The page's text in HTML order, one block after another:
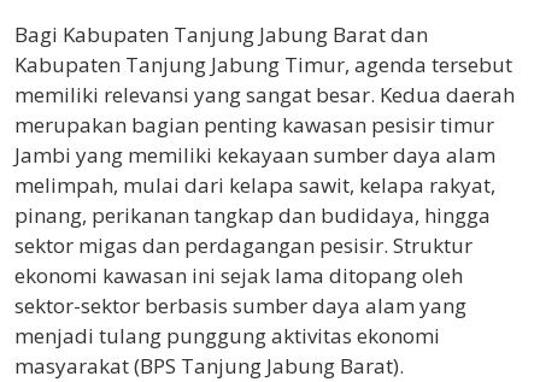
Bagi Kabupaten Tanjung Jabung Barat dan
Kabupaten Tanjung Jabung Timur, agenda tersebut
memiliki relevansi yang sangat besar. Kedua daerah
merupakan bagian penting kawasan pesisir timur
Jambi yang memiliki kekayaan sumber daya alam
melimpah, mulai dari kelapa sawit, kelapa rakyat,
pinang, perikanan tangkap dan budidaya, hingga
sektor migas dan perdagangan pesisir. Struktur
ekonomi kawasan ini sejak lama ditopang oleh
sektor-sektor berbasis sumber daya alam yang
menjadi tulang punggung aktivitas ekonomi
masyarakat (BPS Tanjung Jabung Barat).